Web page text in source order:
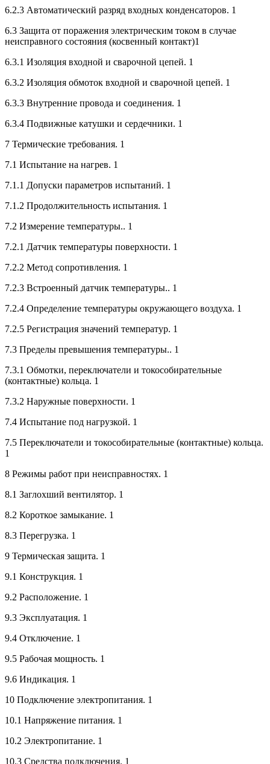
6.2.3 Автоматический разряд входных конденсаторов. 1
6.3 Защита от поражения электрическим током в случае
неисправного состояния (косвенный контакт)1
6.3.1 Изоляция входной и сварочной цепей. 1
6.3.2 Изоляция обмоток входной и сварочной цепей. 1
6.3.3 Внутренние провода и соединения. 1
6.3.4 Подвижные катушки и сердечники. 1
7 Термические требования. 1
7.1 Испытание на нагрев. 1
7.1.1 Допуски параметров испытаний. 1
7.1.2 Продолжительность испытания. 1
7.2 Измерение температуры.. 1
7.2.1 Датчик температуры поверхности. 1
7.2.2 Метод сопротивления. 1
7.2.3 Встроенный датчик температуры.. 1
7.2.4 Определение температуры окружающего воздуха. 1
7.2.5 Регистрация значений температур. 1
7.3 Пределы превышения температуры.. 1
7.3.1 Обмотки, переключатели и токособирательные
(контактные) кольца. 1
7.3.2 Наружные поверхности. 1
7.4 Испытание под нагрузкой. 1
7.5 Переключатели и токособирательные (контактные) кольца.
1
8 Режимы работ при неисправностях. 1
8.1 Заглохший вентилятор. 1
8.2 Короткое замыкание. 1
8.3 Перегрузка. 1
9 Термическая защита. 1
9.1 Конструкция. 1
9.2 Расположение. 1
9.3 Эксплуатация. 1
9.4 Отключение. 1
9.5 Рабочая мощность. 1
9.6 Индикация. 1
10 Подключение электропитания. 1
10.1 Напряжение питания. 1
10.2 Электропитание. 1
10.3 Средства подключения. 1